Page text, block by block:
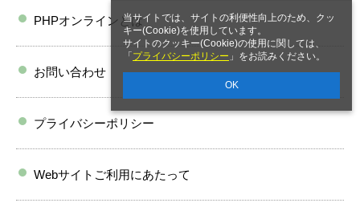
当サイトでは、サイトの利便性向上のため、クッ
キー(Cookie)を使用しています。
サイトのクッキー(Cookie)の使用に関しては、
「 プライバシーポリシー 」をお読みください。
OK
PHPオンラインとは
お問い合わせ
プライバシーポリシー
Webサイトご利用にあたって